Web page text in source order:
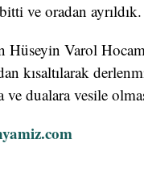
ve oradan
Varol
kısaltılarak
dualara vesile